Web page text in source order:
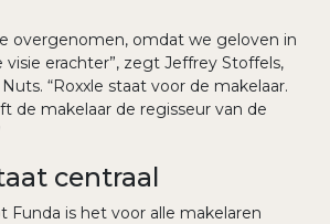
overgenomen, omdat we geloven in
erachter”, zegt Jeffrey Stoffels,
“Roxxle staat voor de makelaar.
de makelaar de regisseur van de
centraal
Funda is het voor alle makelaren